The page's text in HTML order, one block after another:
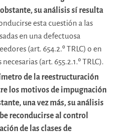
obstante, su análisis sí resulta
esta cuestión a las
en una defectuosa
(art. 654.2.º TRLC) o en
(art. 655.2.1.º TRLC).
de la reestructuración
los motivos de impugnación
una vez más, su análisis
reconducirse al control
de las clases de